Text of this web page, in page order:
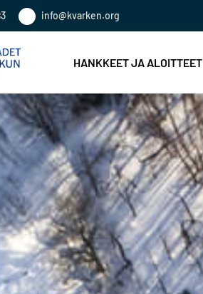
info@kvarken.org
HANKKEET JA ALOITTEET